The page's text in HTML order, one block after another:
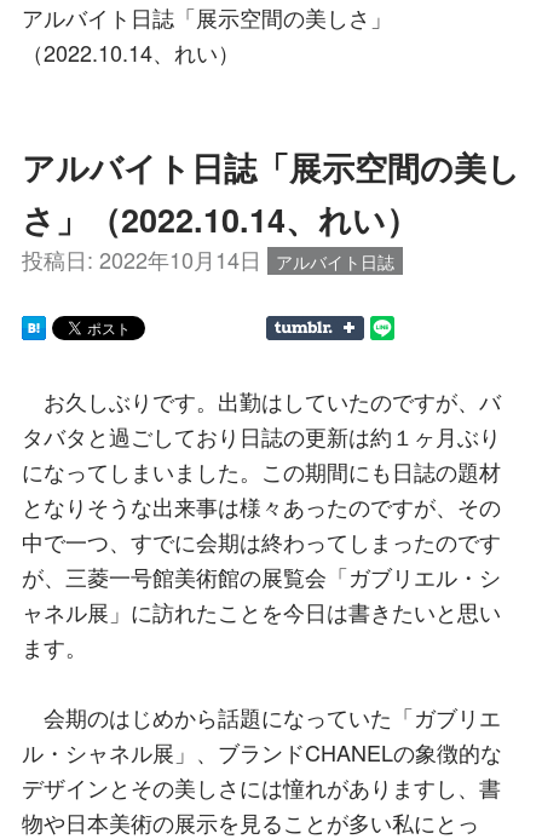
アルバイト日誌「展示空間の美しさ」
（2022.10.14、れい）
アルバイト日誌「展示空間の美し
さ」（2022.10.14、れい）
投稿日: 2022年10月14日 アルバイト日誌
お久しぶりです。出勤はしていたのですが、バ
タバタと過ごしており日誌の更新は約１ヶ月ぶり
になってしまいました。この期間にも日誌の題材
となりそうな出来事は様々あったのですが、その
中で一つ、すでに会期は終わってしまったのです
が、三菱一号館美術館の展覧会「ガブリエル・シ
ャネル展」に訪れたことを今日は書きたいと思い
ます。
会期のはじめから話題になっていた「ガブリエ
ル・シャネル展」、ブランドCHANELの象徴的な
デザインとその美しさには憧れがありますし、書
物や日本美術の展示を見ることが多い私にとっ